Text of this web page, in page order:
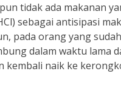
tidak ada makanan
sebagai antisipasi
pada orang yang
dalam waktu lama
kembali naik ke